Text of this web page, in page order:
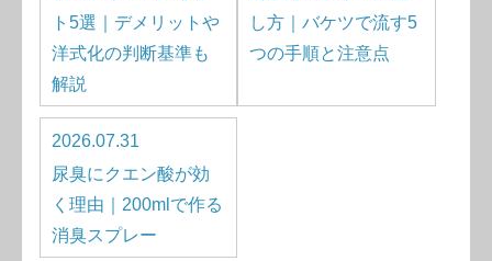
ト5選｜デメリットや
洋式化の判断基準も
解説
し方｜バケツで流す5
つの手順と注意点
2026.07.31
尿臭にクエン酸が効
く理由｜200mlで作る
消臭スプレー